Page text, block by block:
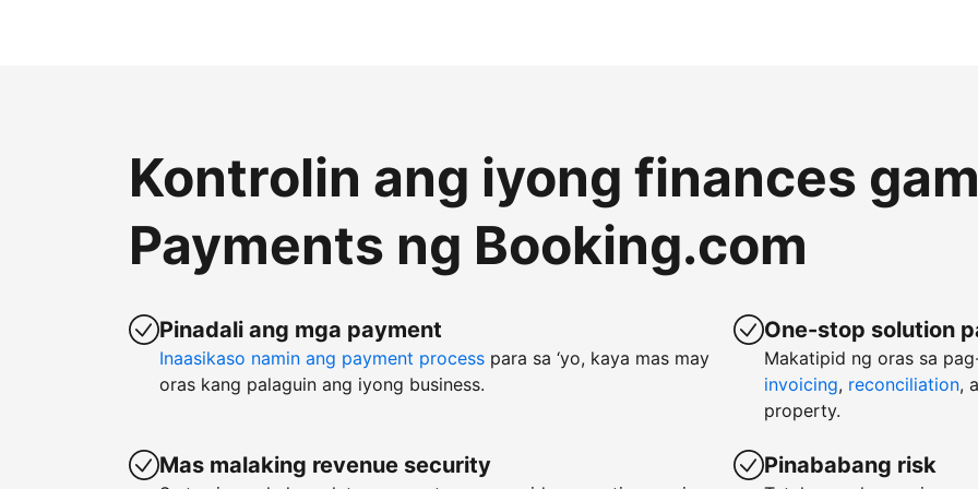
Kontrolin ang iyong finances
Payments ng Booking.com
Pinadali ang mga payment
Inaasikaso namin ang payment process para sa ‘yo, kaya mas may
oras kang palaguin ang iyong business.
Mas malaking revenue security
One-stop solution
Makatipid ng oras sa
invoicing, reconciliation,
property.
Pinababang risk